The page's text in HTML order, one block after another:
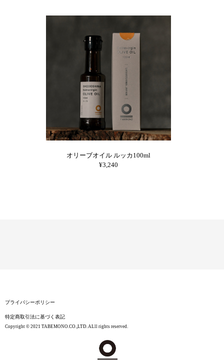
オリーブオイル ルッカ100ml
¥3,240
プライバシーポリシー
特定商取引法に基づく表記
Copyright © 2021 TABEMONO.CO.,LTD. ALll rights reserved.